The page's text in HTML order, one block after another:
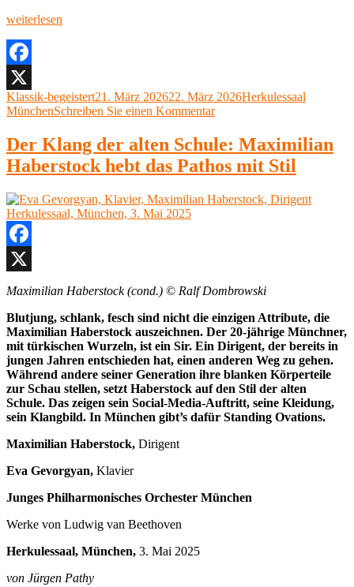
„Maximilian
JPOM,
Maxim
Lando,
Pianist
Herkulessaal,
München,
März
2026“
weiterlesen
Facebook
X
Autor
Klassik-begeistertVeröffentlicht
am
21. März 202622. März 2026Kategorien
Herkulessaal
MünchenSchreiben Sie einen Kommentarzu
Haberstock,
JPOM,
Maxim
Pianist
Herkulessaal,
Der Klang der alten Schule: Maximilian
Haberstock hebt das Pathos mit Stil
Facebook
X
Maximilian Haberstock (cond.) © Ralf Dombrowski
Blutjung, schlank, fesch sind nicht die einzigen Attribute, die
Maximilian Haberstock auszeichnen. Der 20-jährige Münchner,
mit türkischen Wurzeln, ist ein Sir. Ein Dirigent, der bereits in
jungen Jahren entschieden hat, einen anderen Weg zu gehen.
Während andere seiner Generation ihre blanken Körperteile
zur Schau stellen, setzt Haberstock auf den Stil der alten
Schule. Das zeigen sein Social-Media-Auftritt, seine Kleidung,
sein Klangbild. In München gibt’s dafür Standing Ovations.
Maximilian Haberstock, Dirigent
Eva Gevorgyan, Klavier
Junges Philharmonisches Orchester München
Werke von Ludwig van Beethoven
Herkulessaal, München, 3. Mai 2025
von Jürgen Pathy